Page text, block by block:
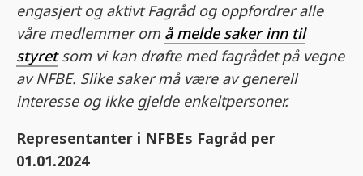
engasjert og aktivt Fagråd og oppfordrer alle
våre medlemmer om å melde saker inn til
styretsom vi kan drøfte med fagrådet på vegne
av NFBE. Slike saker må være av generell
interesse og ikke gjelde enkeltpersoner.
Representanter i NFBEs Fagråd per
01.01.2024